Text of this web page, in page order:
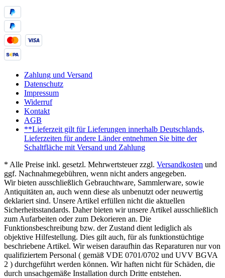
Zahlung und Versand
Datenschutz
Impressum
Widerruf
Kontakt
AGB
**Lieferzeit gilt für Lieferungen innerhalb Deutschlands,
Lieferzeiten für andere Länder entnehmen Sie bitte der
Schaltfläche mit Versand und Zahlung
* Alle Preise inkl. gesetzl. Mehrwertsteuer zzgl. Versandkosten und
ggf. Nachnahmegebühren, wenn nicht anders angegeben.
Wir bieten ausschließlich Gebrauchtware, Sammlerware, sowie
Antiquitäten an, auch wenn diese als unbenutzt oder neuwertig
deklariert sind. Unsere Artikel erfüllen nicht die aktuellen
Sicherheitsstandards. Daher bieten wir unsere Artikel ausschließlich
zum Aufarbeiten oder zum Dekorieren an. Die
Funktionsbeschreibung bzw. der Zustand dient lediglich als
objektive Hilfestellung. Dies gilt auch, für als funktionstüchtige
beschriebene Artikel. Wir weisen daraufhin das Reparaturen nur von
qualifiziertem Personal ( gemäß VDE 0701/0702 und UVV BGVA
2 ) durchgeführt werden können. Wir haften nicht für Schäden, die
durch unsachgemäße Installation durch Dritte entstehen.